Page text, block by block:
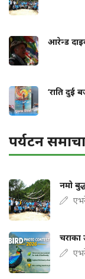
आरेन्ड
‘राति दुई
पर्यटन
नमो
चराका